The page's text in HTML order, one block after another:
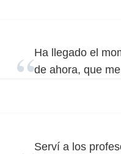
Ha llegado el
de ahora, que
Serví a los